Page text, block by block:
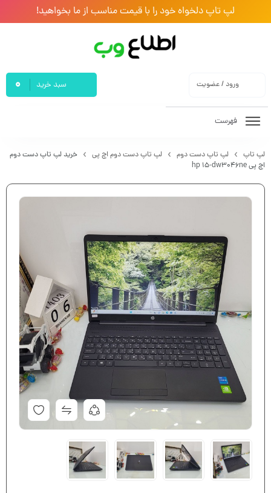
لپ تاپ دلخواه خود را با قیمت مناسب از ما بخواهید!
ورود / عضویت سبد خرید 0
فهرست
لپ تاپ لپ تاپ دست دوم لپ تاپ دست دوم اچ پی
خرید لپ تاپ دست دوم
اچ پی hp 15-dw3046ne